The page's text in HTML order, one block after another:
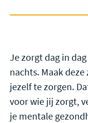
Je zorgt dag in
nachts. Maak
jezelf te zorgen.
voor wie jij zorgt,
je mentale